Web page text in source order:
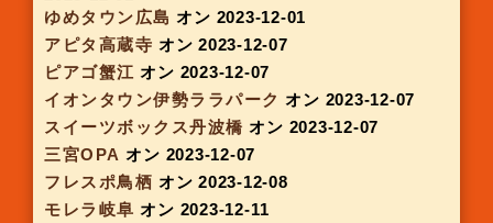
スイーツボックス 祇園四条オン 2023-11-02
アピタ向山オン 2023-11-02
箕面キューズモールオン 2023-11-07
地下鉄 京都駅東オン 2023-11-07
アルプラザ栗東 オン 2023-11-08
アピタ阿久比オン 2023-11-09
アピタ大垣オン 2023-11-09
イオンモール福津オン 2023-11-10